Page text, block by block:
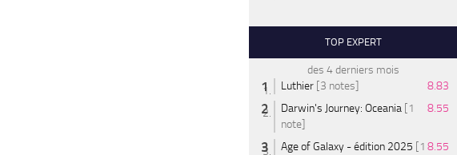
TOP EXPERT
des 4 derniers mois
Luthier [3 notes]
8.83
Darwin's Journey: Oceania [1
note]
8.55
Age of Galaxy - édition 2025 [1 8.55